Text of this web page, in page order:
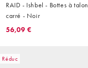
RAID - Ishbel - Bottes à talon
carré - Noir
56,09 €
Réduc